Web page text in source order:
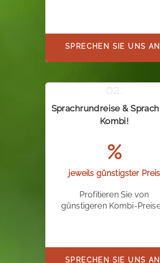
SPRECHEN SIE UNS
Sprachrundreise &
Kombi!
%
jeweils günstigster Preis
Profitieren Sie von
günstigeren Kombi-
SPRECHEN SIE UNS